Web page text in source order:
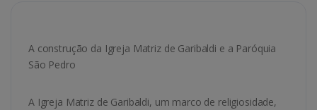
A construção da Igreja Matriz de Garibaldi e a Paróquia
São Pedro
A Igreja Matriz de Garibaldi, um marco de religiosidade,